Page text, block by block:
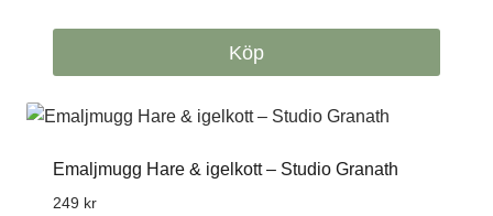
Köp
Emaljmugg Hare & igelkott – Studio Granath
249 kr